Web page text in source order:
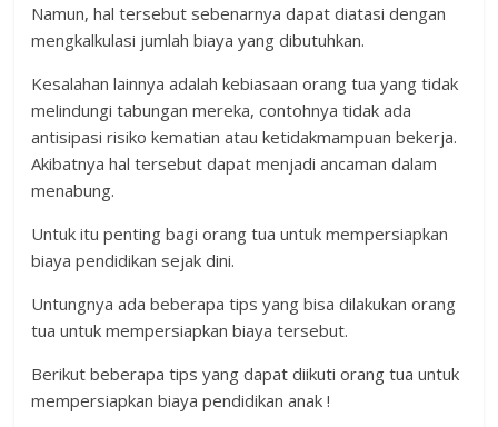
Namun, hal tersebut sebenarnya dapat diatasi dengan
mengkalkulasi jumlah biaya yang dibutuhkan.
Kesalahan lainnya adalah kebiasaan orang tua yang tidak
melindungi tabungan mereka, contohnya tidak ada
antisipasi risiko kematian atau ketidakmampuan bekerja.
Akibatnya hal tersebut dapat menjadi ancaman dalam
menabung.
Untuk itu penting bagi orang tua untuk mempersiapkan
biaya pendidikan sejak dini.
Untungnya ada beberapa tips yang bisa dilakukan orang
tua untuk mempersiapkan biaya tersebut.
Berikut beberapa tips yang dapat diikuti orang tua untuk
mempersiapkan biaya pendidikan anak !